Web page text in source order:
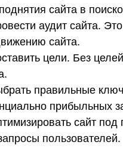
сайта в
аудит сайта.
сайта.
цели. Без
правильные
прибыльных
сайт
пользователей.